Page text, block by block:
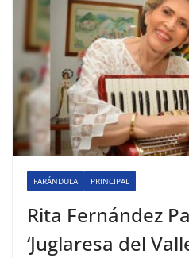
FARÁNDULA PRINCIPAL
Rita Fernández
‘Juglaresa del